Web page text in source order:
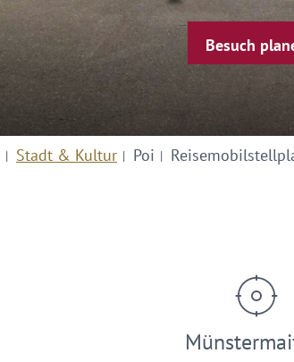
Besuch
Stadt & Kultur Poi